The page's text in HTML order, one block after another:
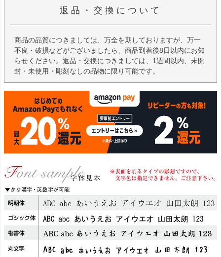
返品・交換について
商品の品質につきましては、万全を期しておりますが、万一
不良・破損などがございましたら、商品到着後8日以内にお知
らせください。返品・交換につきましては、1週間以内、未開
封・未使用・彫刻なしの品物に限り可能です。